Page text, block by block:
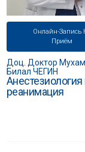
Онлайн-Запись
Приём
Доц. Доктор
Неврология